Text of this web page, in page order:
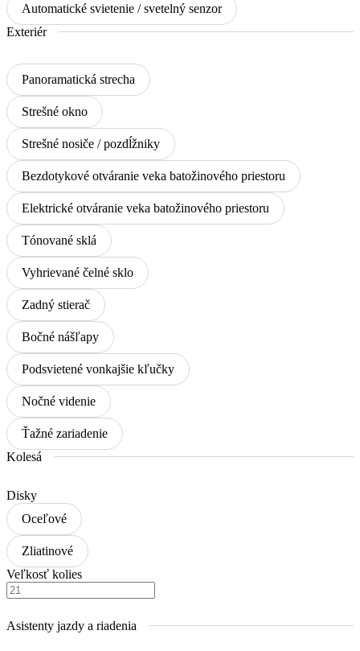
Automatické svietenie / svetelný senzor
Exteriér
Panoramatická strecha
Strešné okno
Strešné nosiče / pozdĺžniky
Bezdotykové otváranie veka batožinového priestoru
Elektrické otváranie veka batožinového priestoru
Tónované sklá
Vyhrievané čelné sklo
Zadný stierač
Bočné nášľapy
Podsvietené vonkajšie kľučky
Nočné videnie
Ťažné zariadenie
Kolesá
Disky
Oceľové
Zliatinové
Veľkosť kolies
Asistenty jazdy a riadenia